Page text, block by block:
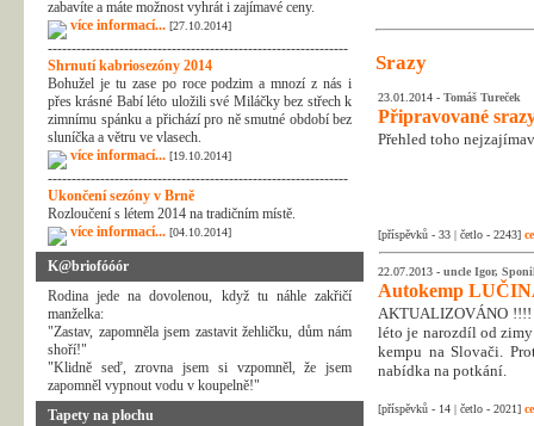
zabavíte a máte možnost vyhrát i zajímavé ceny.
více informací... [27.10.2014]
---------------------------------------------------------------
Shrnutí kabriosezóny 2014
Bohužel je tu zase po roce podzim a mnozí z nás i
přes krásné Babí léto uložili své Miláčky bez střech k
zimnímu spánku a přichází pro ně smutné období bez
sluníčka a větru ve vlasech.
více informací... [19.10.2014]
---------------------------------------------------------------
Ukončení sezóny v Brně
Rozloučení s létem 2014 na tradičním místě.
více informací... [04.10.2014]
K@briofóóór
Rodina jede na dovolenou, když tu náhle zakřičí
manželka:
"Zastav, zapomněla jsem zastavit žehličku, dům nám
shoří!"
"Klidně seď, zrovna jsem si vzpomněl, že jsem
zapomněl vypnout vodu v koupelně!"
Tapety na plochu
Srazy
23.01.2014 - Tomáš Tureček
Připravované
Přehled toho
[příspěvků - 33 | četlo - 2243]
22.07.2013 - uncle Igor,
Autokemp
AKTUALIZOVÁNO
léto je narozdíl od
kempu na Slovači.
nabídka na potkání.
[příspěvků - 14 | četlo - 2021]